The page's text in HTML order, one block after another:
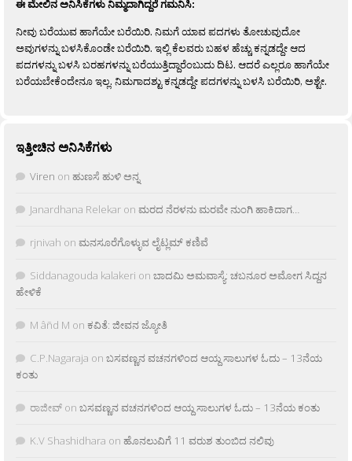
ಈ ಮೇಲಿನ ಅನಿಸಿಕೆಗಳು ನಿಮ್ಮದಾಗಿದ್ದರೆ ಗಮನಿಸಿ:
ನೀವು ಬರೆಯುವ ಹಾಗೆಯೇ ಬರೆಯಿರಿ. ನಿಮಗೆ ಯಾವ ಪದಗಳು ತೋಚುವುದೋ
ಅವುಗಳನ್ನು ಬಳಸಿಕೊಂಡೇ ಬರೆಯಿರಿ. ಇಲ್ಲಿ ಕೆಲವರು ಬಹಳ ಹೆಚ್ಚು ಕನ್ನಡದ್ದೇ ಆದ
ಪದಗಳನ್ನು ಬಳಸಿ ಬರಹಗಳನ್ನು ಬರೆಯುತ್ತಿದ್ದಾರೆಂಬುದು ದಿಟ. ಆದರೆ ಎಲ್ಲರೂ ಹಾಗೆಯೇ
ಬರೆಯಬೇಕೆಂದೇನೂ ಇಲ್ಲ. ನಿಮಗಾದಶ್ಟು ಕನ್ನಡದ್ದೇ ಪದಗಳನ್ನು ಬಳಸಿ ಬರೆಯಿರಿ, ಅಶ್ಟೇ.
ಇತ್ತೀಚಿನ ಅನಿಸಿಕೆಗಳು
Viren on ಹುಣಸೆ ಹುಳಿ ಅನ್ನ
Janardhana Relekar on ಮರದ ನೆರಳನು ಮರವೇ ನುಂಗಿ ಹಾಕಿದಾಗ…
rjnivah on ಮನಸೂರೆಗೊಳ್ಳುವ ಲೈಟ್ಲಮ್ ಕಣಿವೆ
Siddanagouda kalakeri on ಬಾದಮಿ ಅಮವಾಸ್ಯೆ: ಚಬನೂರ ಅಮೋಗ ಸಿದ್ದನ
ಹೇಳಿಕೆ
M âñd M on ಕವಿತೆ: ಜೀವನ ಜ್ಯೋತಿ
C.P.Nagaraja on ಬಸವಣ್ಣನ ವಚನಗಳಿಂದ ಆಯ್ದ ಸಾಲುಗಳ ಓದು – 13ನೆಯ
ಕಂತು
ರಾಜೀವ್ on ಬಸವಣ್ಣನ ವಚನಗಳಿಂದ ಆಯ್ದ ಸಾಲುಗಳ ಓದು – 13ನೆಯ ಕಂತು
K.V Shashidhara on ಹೊನಲುವಿಗೆ 11 ವರುಶ ತುಂಬಿದ ನಲಿವು